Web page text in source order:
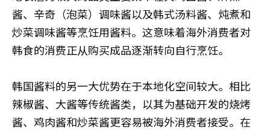
酱、辛奇（泡菜）调味酱以及韩式汤料酱、炖煮和
炒菜调味酱等烹饪用酱料。这意味着海外消费者对
韩食的消费正从购买成品逐渐转向自行烹饪。
韩国酱料的另一大优势在于本地化空间较大。相比
辣椒酱、大酱等传统酱类，以其为基础开发的烧烤
酱、鸡肉酱和炒菜酱更容易被海外消费者接受。在